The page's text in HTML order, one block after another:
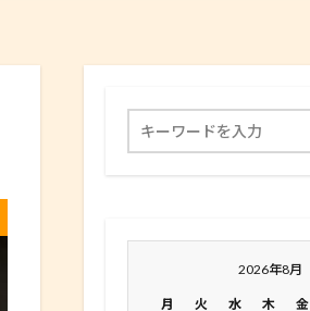
2026年8月
月 火 水 木 金